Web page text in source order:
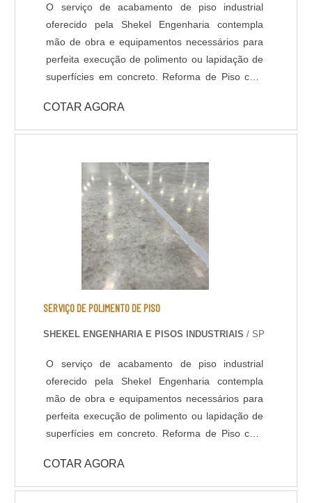
O serviço de acabamento de piso industrial
oferecido pela Shekel Engenharia contempla
mão de obra e equipamentos necessários para
perfeita execução de polimento ou lapidação de
superfícies em concreto. Reforma de Piso com
se encontra com aspecto fadigado devido ao
revestimentos desgastado, manchas ou
quando verificado a qualidade do concreto
existente (substrato), é perfeitamente possível
renovar o pavimento através de polimento
gradual com máquinas politrizes de piso e
aplicação de aditivos para tratar a superfície
polida. Lapidação de Piso: Assim como o
polimento, é um acabamento que confere maior
resistência e brilho ao piso, devido ao aumento
da densidade do concreto na superfície, que
diamantados e aplicação de aditivos
é possível polir o concreto até o material mineral
agregado ficar aparente.
COTAR AGORA
SERVIÇO DE POLIMENTO DE PISO
SHEKEL ENGENHARIA E PISOS INDUSTRIAIS / SP
O serviço de acabamento de piso industrial
oferecido pela Shekel Engenharia contempla
mão de obra e equipamentos necessários para
perfeita execução de polimento ou lapidação de
superfícies em concreto. Reforma de Piso com
se encontra com aspecto fadigado devido ao
revestimentos desgastado, manchas ou
COTAR AGORA